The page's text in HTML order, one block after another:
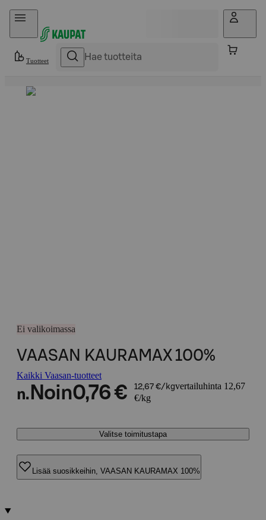
Hyppää sisältöön
Tuotteet
Ei valikoimassa
VAASAN KAURAMAX 100%
Kaikki Vaasan-tuotteet
n. Noin0,76 € 12,67 €/kgvertailuhinta 12,67
€/kg
Valitse toimitustapa
Lisää suosikkeihin, VAASAN KAURAMAX 100%